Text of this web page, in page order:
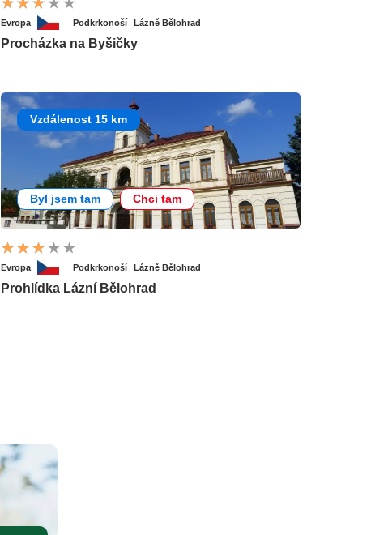
Evropa Podkrkonoší Lázně Bělohrad
Procházka na Byšičky
Vzdálenost 15 km
Byl jsem tam Chci tam
Evropa Podkrkonoší Lázně Bělohrad
Prohlídka Lázní Bělohrad